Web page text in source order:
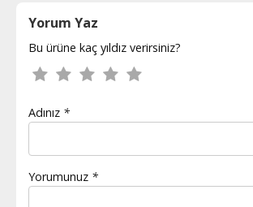
Yorum Yaz
Bu ürüne kaç yıldız verirsiniz?
Adınız *
Yorumunuz *